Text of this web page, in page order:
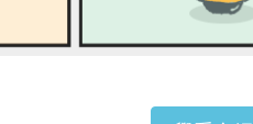
系統